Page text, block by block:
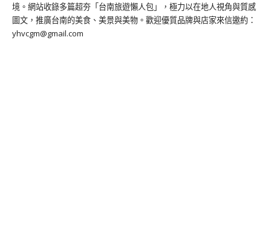
境。網站收錄多篇超夯「台南旅遊懶人包」，極力以在地人視角與質感
圖文，推廣台南的美食、美景與美物。歡迎優質品牌與店家來信邀約：
yhvcgm@gmail.com